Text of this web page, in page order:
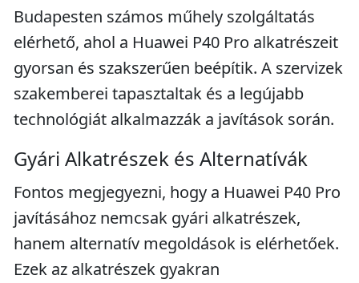
Budapesten számos műhely szolgáltatás
elérhető, ahol a Huawei P40 Pro alkatrészeit
gyorsan és szakszerűen beépítik. A szervizek
szakemberei tapasztaltak és a legújabb
technológiát alkalmazzák a javítások során.
Gyári Alkatrészek és Alternatívák
Fontos megjegyezni, hogy a Huawei P40 Pro
javításához nemcsak gyári alkatrészek,
hanem alternatív megoldások is elérhetőek.
Ezek az alkatrészek gyakran